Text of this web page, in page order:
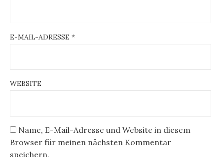
E-MAIL-ADRESSE *
WEBSITE
Name, E-Mail-Adresse und Website in diesem
Browser für meinen nächsten Kommentar
speichern.